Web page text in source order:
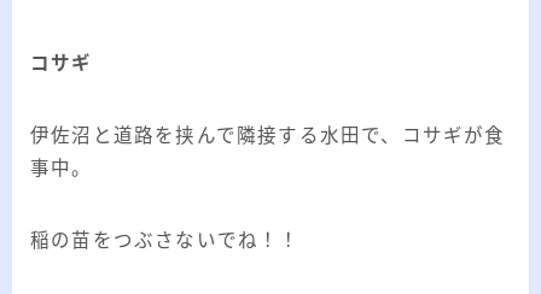
を書いています。
≫詳しいプロフィールを見る
≫お問い合わせはこちら
コサギ
伊佐沼と道路を挟んで隣接する水田で、コサギが食
事中。
稲の苗をつぶさないでね！！